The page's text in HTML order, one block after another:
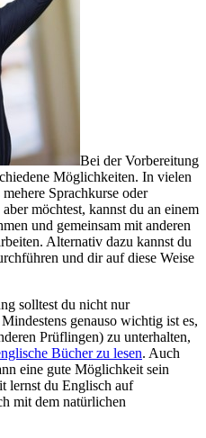
Bei der Vorbereitung
Möglichkeiten. In vielen
Sprachkurse oder
möchtest, kannst du an einem
und gemeinsam mit anderen
Alternativ dazu kannst du
und dir auf diese Weise
solltest du nicht nur
genauso wichtig ist es,
Prüflingen) zu unterhalten,
Bücher zu lesen. Auch
eine gute Möglichkeit sein
lernst du Englisch auf
mit dem natürlichen